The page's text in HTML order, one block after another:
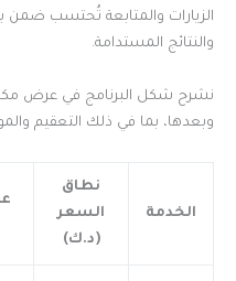
الزيارات والمتابعة تُحتسب ضمن
والنتائج المستدامة.
نشرح شكل البرنامج في عرض
وبعدها، بما في ذلك التعقيم
الخدمة
نطاق
السعر
(د.ك)